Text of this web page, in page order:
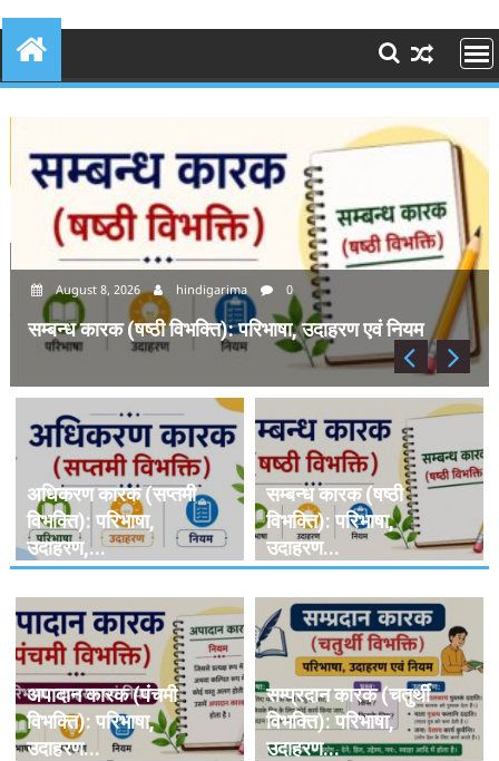
August 8, 2026 hindigarima 0
सम्बन्ध कारक (षष्ठी विभक्ति): परिभाषा, उदाहरण एवं नियम
अधिकरण कारक (सप्तमी
विभक्ति): परिभाषा,
उदाहरण,...
सम्बन्ध कारक (षष्ठी
विभक्ति): परिभाषा,
उदाहरण...
अपादान कारक (पंचमी
विभक्ति): परिभाषा,
उदाहरण...
सम्प्रदान कारक (चतुर्थी
विभक्ति): परिभाषा,
उदाहरण...